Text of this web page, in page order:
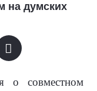
на думских
о совместном